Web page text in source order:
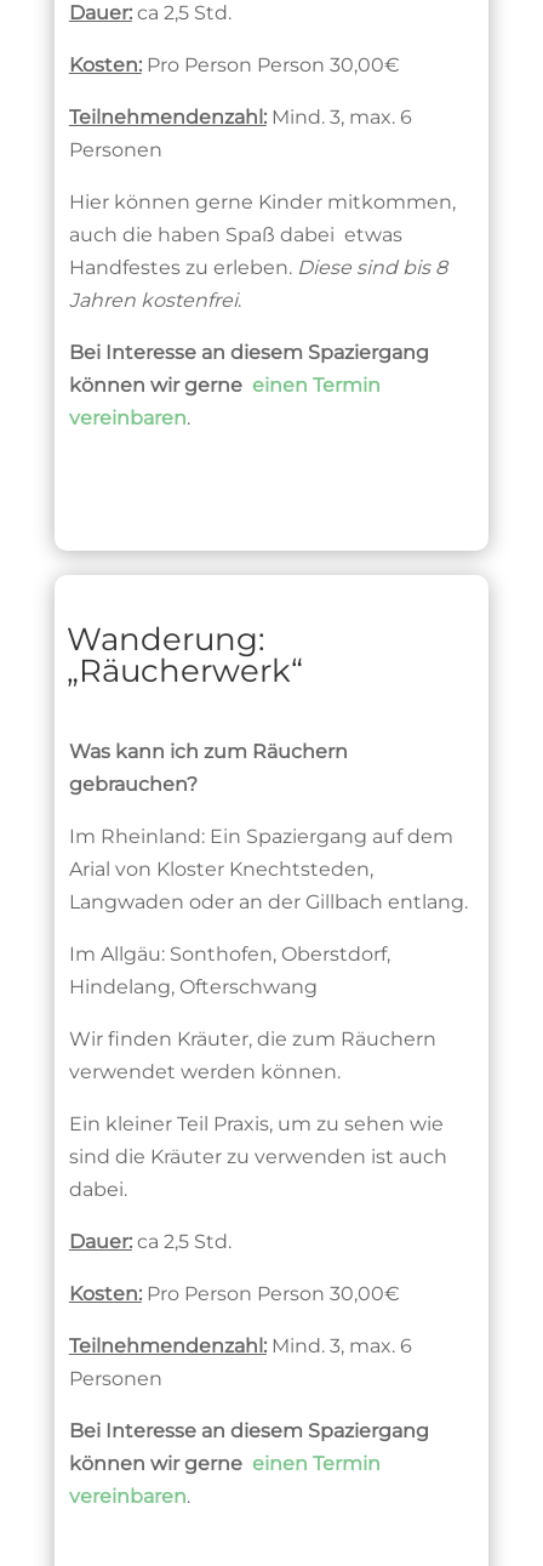
Dauer:ca 2,5 Std.
Kosten:Pro Person Person 30,00€
Teilnehmendenzahl:Mind. 3, max. 6
Personen
Hier können gerne Kinder mitkommen,
auch die haben Spaß dabei etwas
Handfestes zu erleben. Diese sind bis 8
Jahren kostenfrei.
Bei Interesse an diesem Spaziergang
können wir gerne einen Termin
vereinbaren.
Wanderung:
„Räucherwerk“
Was kann ich zum Räuchern
gebrauchen?
Im Rheinland: Ein Spaziergang auf dem
Arial von Kloster Knechtsteden,
Langwaden oder an der Gillbach entlang.
Im Allgäu: Sonthofen, Oberstdorf,
Hindelang, Ofterschwang
Wir finden Kräuter, die zum Räuchern
verwendet werden können.
Ein kleiner Teil Praxis, um zu sehen wie
sind die Kräuter zu verwenden ist auch
dabei.
Dauer:ca 2,5 Std.
Kosten:Pro Person Person 30,00€
Teilnehmendenzahl:Mind. 3, max. 6
Personen
Bei Interesse an diesem Spaziergang
können wir gerne einen Termin
vereinbaren.